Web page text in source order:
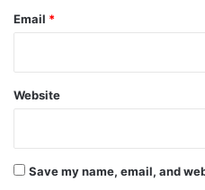
Email *
Website
Save my name, email, and